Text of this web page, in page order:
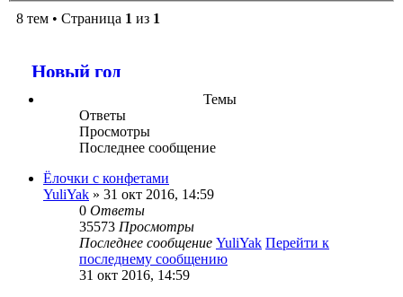
8 тем • Страница 1 из 1
Новый год
Темы
Ответы
Просмотры
Последнее сообщение
Ёлочки с конфетами
YuliYak » 31 окт 2016, 14:59
0 Ответы
35573 Просмотры
Последнее сообщение YuliYak Перейти к
последнему сообщению
31 окт 2016, 14:59